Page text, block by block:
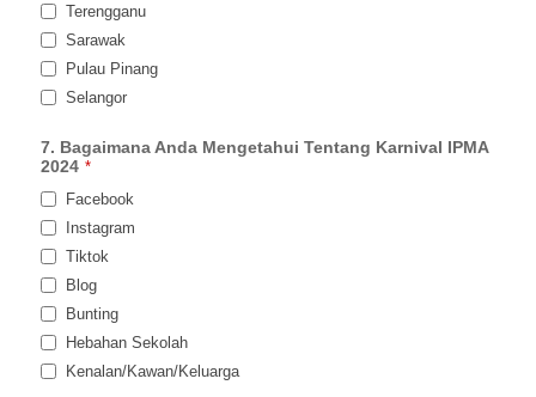
Terengganu
Sarawak
Pulau Pinang
Selangor
7. Bagaimana Anda Mengetahui Tentang Karnival IPMA
2024 *
Facebook
Instagram
Tiktok
Blog
Bunting
Hebahan Sekolah
Kenalan/Kawan/Keluarga